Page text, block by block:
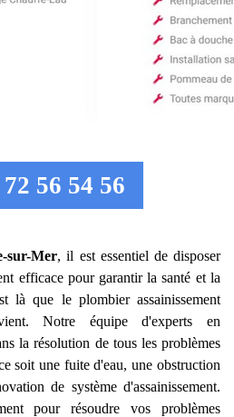
56 54 56
sur-Mer, il est essentiel de disposer
efficace pour garantir la santé et la
là que le plombier assainissement
Notre équipe d'experts en
la résolution de tous les problèmes
soit une fuite d'eau, une obstruction
de système d'assainissement.
pour résoudre vos problèmes